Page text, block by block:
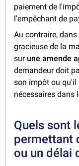
paiement de
l'empêchant de
Au contraire,
gracieuse de la
sur une amende
demandeur doit
son impôt ou qu'il
nécessaires dans
Quels sont
permettant
ou un délai